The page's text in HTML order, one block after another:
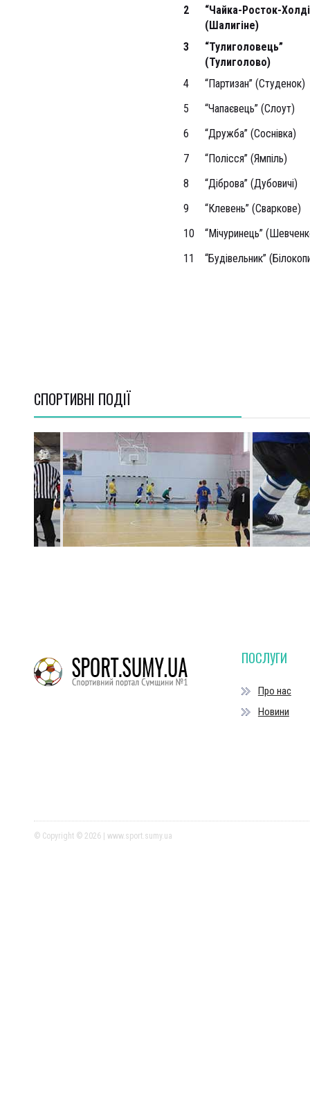
2
“Чайка-Росток-
(Шалигіне)
3
“Тулиголовець”
(Тулиголово)
4
“Партизан” (Студенок)
5
“Чапаєвець” (Слоут)
6
“Дружба” (Соснівка)
7
“Полісся” (Ямпіль)
8
“Діброва” (Дубовичі)
9
“Клевень” (Сваркове)
10
“Мічуринець”
11
“Будівельник”
СПОРТИВНI ПОДІЇ
ПОСЛУГИ
Про нас
Новини
© Copyright © 2026 | www.sport.sumy.ua